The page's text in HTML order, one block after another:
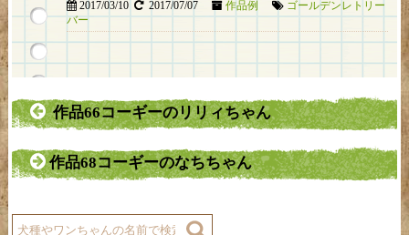
2017/03/10 2017/07/07 作品例
ゴールデンレトリー
バー
作品66コーギーのリリィちゃん
作品68コーギーのなちちゃん